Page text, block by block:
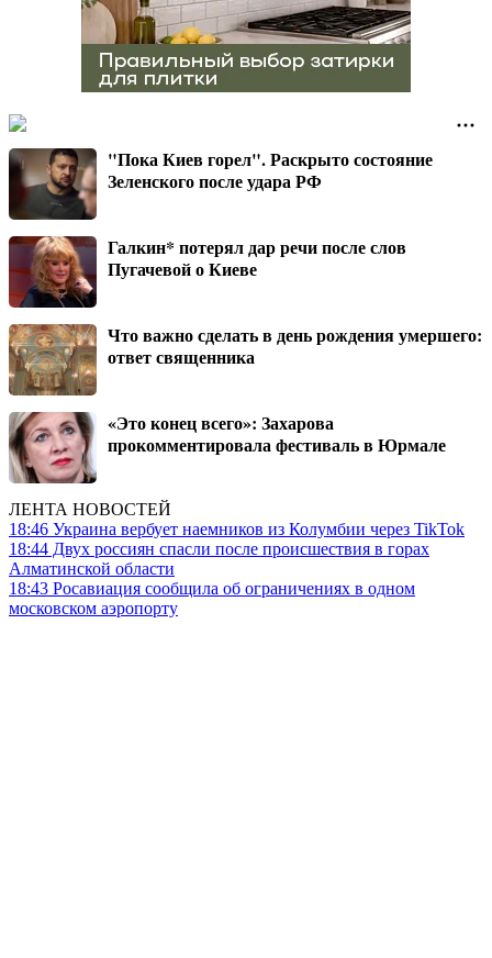
"Пока Киев горел". Раскрыто состояние
Зеленского после удара РФ
Галкин* потерял дар речи после слов
Пугачевой о Киеве
Что важно сделать в день рождения умершего:
ответ священника
«Это конец всего»: Захарова
прокомментировала фестиваль в Юрмале
ЛЕНТА НОВОСТЕЙ
18:46 Украина вербует наемников из Колумбии через TikTok
18:44 Двух россиян спасли после происшествия в горах
Алматинской области
18:43 Росавиация сообщила об ограничениях в одном
московском аэропорту